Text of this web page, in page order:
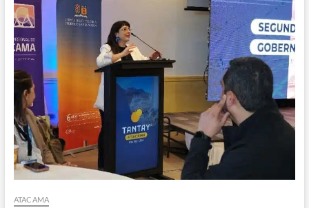
ATACAMA